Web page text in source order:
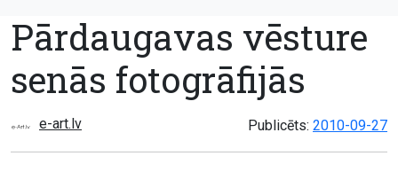
Pārdaugavas vēsture
senās fotogrāfijās
e-art.lv Publicēts: 2010-09-27